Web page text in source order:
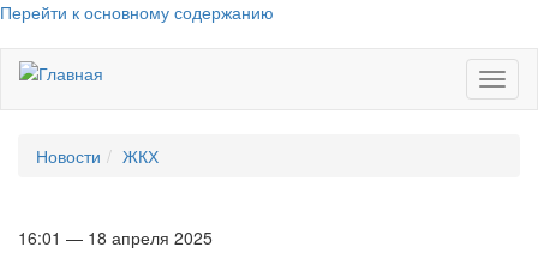
Перейти к основному содержанию
Новости ЖКХ
16:01 — 18 апреля 2025